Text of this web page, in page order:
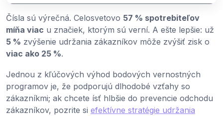
Čísla sú výrečná. Celosvetovo 57 % spotrebiteľov
míňa viac u značiek, ktorým sú verní. A ešte lepšie: už
5 % zvýšenie udržania zákazníkov môže zvýšiť zisk o
viac ako 25 %.
Jednou z kľúčových výhod bodových vernostných
programov je, že podporujú dlhodobé vzťahy so
zákazníkmi; ak chcete ísť hlbšie do prevencie odchodu
zákazníkov, pozrite si efektívne stratégie udržania